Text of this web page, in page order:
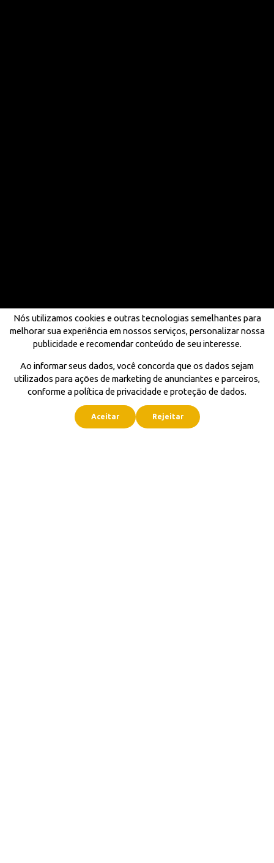
Nós utilizamos cookies e outras tecnologias semelhantes para
melhorar sua experiência em nossos serviços, personalizar nossa
publicidade e recomendar conteúdo de seu interesse.
Ao informar seus dados, você concorda que os dados sejam
utilizados para ações de marketing de anunciantes e parceiros,
conforme a política de privacidade e proteção de dados.
Aceitar Rejeitar